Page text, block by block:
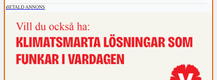
BETALD ANNONS